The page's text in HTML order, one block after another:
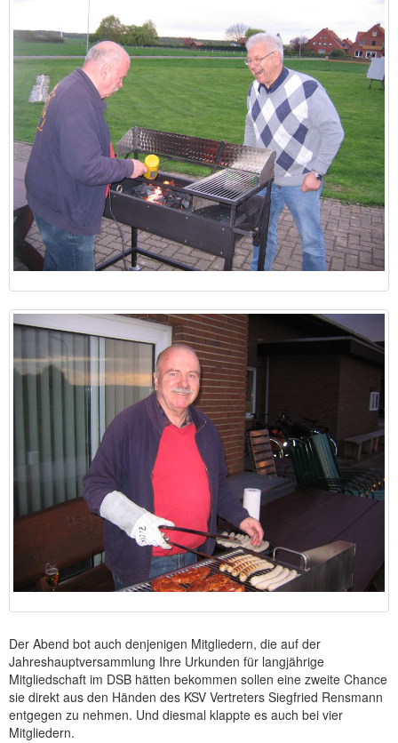
Der Abend bot auch denjenigen Mitgliedern, die auf der
Jahreshauptversammlung Ihre Urkunden für langjährige
Mitgliedschaft im DSB hätten bekommen sollen eine zweite Chance
sie direkt aus den Händen des KSV Vertreters Siegfried Rensmann
entgegen zu nehmen. Und diesmal klappte es auch bei vier
Mitgliedern.